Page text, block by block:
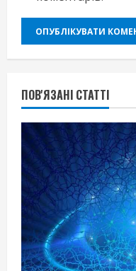
ПОВ'ЯЗАНІ СТАТТІ